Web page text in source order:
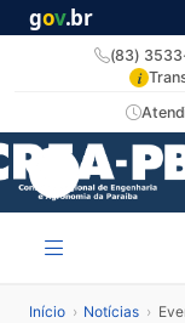
gov.br
(83)
i
Início › Notícias ›